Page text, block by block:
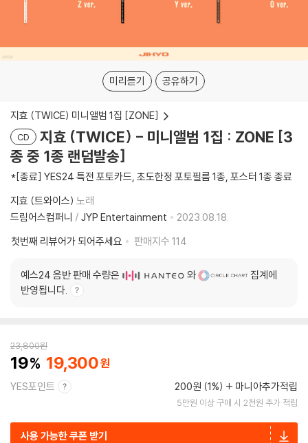
미리듣기 공유하기
지효 (TWICE) 미니앨범 1집 [ZONE]
CD
지효 (TWICE) - 미니앨범 1집 : ZONE [3
종 중 1종 랜덤발송]
*[종료] YES24 특전 포토카드, 초도한정 포토필름 1종, 포스터 1종 종료
지효 (트와이스) 노래
드림어스컴퍼니 / JYP Entertainment
2023.08.18.
첫번째 리뷰어가 되어주세요
판매지수 114
예스24 음반 판매 수량은 와
집계에
반영됩니다.
23,800원
19 19,300
YES포인트 200원 (1%) 마니아추가적립
5만원 이상 구매 시 2천원 추가 적립
사용 가능한 쿠폰 받기